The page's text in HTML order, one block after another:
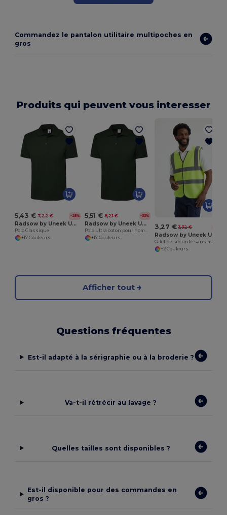
Commandez le pantalon utilitaire multipoches en
gros
Produits qui peuvent vous interesser
5,43 € 7,22 € -25%
Radsow by Uneek UC101
Polo Classique
+17 Couleurs
5,51 € 8,21 € -33%
Radsow by Uneek UC114
+17 Couleurs
3,27 € 3,32 €
Radsow by Uneek UC801
+2 Couleurs
Afficher tout
Questions fréquentes
Est-il adapté à la sérigraphie ou à la broderie ?
Va-t-il rétrécir au lavage ?
Quelles tailles sont disponibles ?
Est-il disponible pour des commandes en
gros ?